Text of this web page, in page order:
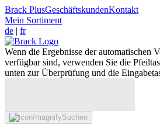
Brack PlusGeschäftskundenKontakt
Mein Sortiment
de | fr
Wenn die Ergebnisse der automatischen
verfügbar sind, verwenden Sie die
unten zur Überprüfung und die
Suchen